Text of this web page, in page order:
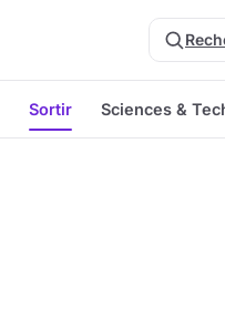
Sortir Sciences &